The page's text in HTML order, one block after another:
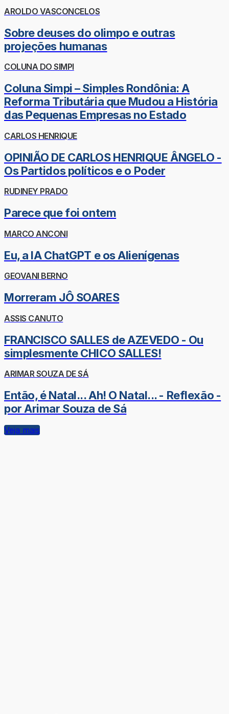
AROLDO VASCONCELOS
Sobre deuses do olimpo e outras
projeções humanas
COLUNA DO SIMPI
Coluna Simpi – Simples Rondônia: A
Reforma Tributária que Mudou a História
das Pequenas Empresas no Estado
CARLOS HENRIQUE
OPINIÃO DE CARLOS HENRIQUE ÂNGELO -
Os Partidos políticos e o Poder
RUDINEY PRADO
Parece que foi ontem
MARCO ANCONI
Eu, a IA ChatGPT e os Alienígenas
GEOVANI BERNO
Morreram JÔ SOARES
ASSIS CANUTO
FRANCISCO SALLES de AZEVEDO - Ou
simplesmente CHICO SALLES!
ARIMAR SOUZA DE SÁ
Então, é Natal... Ah! O Natal... - Reflexão -
por Arimar Souza de Sá
Veja mais